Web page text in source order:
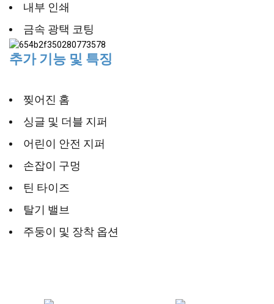
내부 인쇄
금속 광택 코팅
추가 기능 및 특징
찢어진 홈
싱글 및 더블 지퍼
어린이 안전 지퍼
손잡이 구멍
틴 타이즈
탈기 밸브
주둥이 및 장착 옵션